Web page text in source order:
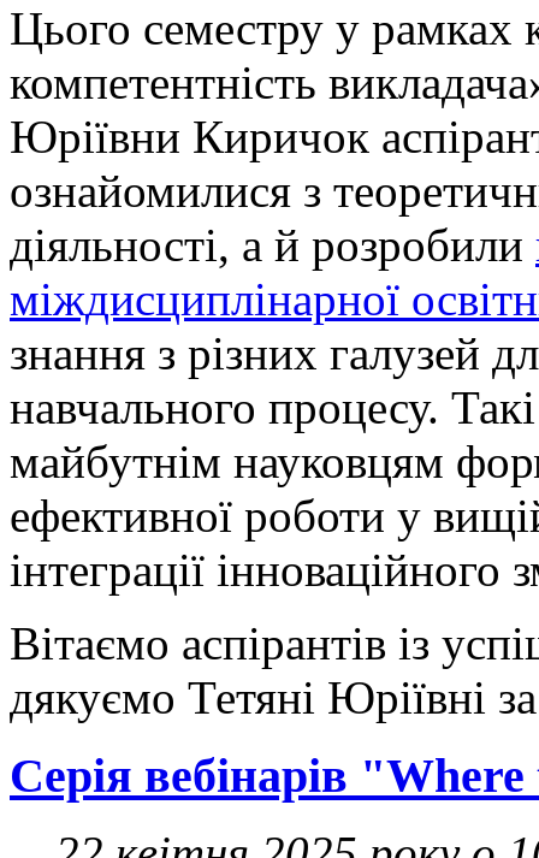
Цього семестру у рамках
компетентність
Юріївни Киричок
ознайомилися з
діяльності, а й розробили
міждисциплінарної
знання з різних галузей
навчального процесу.
майбутнім науковцям
ефективної роботи у
інтеграції інноваційного
Вітаємо аспірантів із
дякуємо Тетяні Юріївні
Серія вебінарів